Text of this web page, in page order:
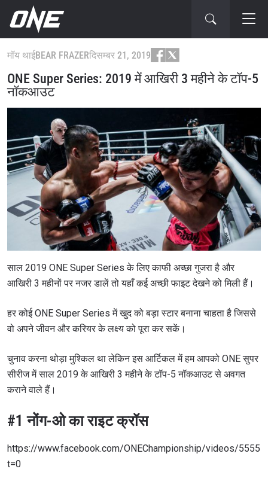
मॉय थाईBEAR FRAZERदिसम्बर 21, 2019
ONE Super Series: 2019 में आखिरी 3 महीने के टॉप-5
नॉकआउट
साल 2019 ONE Super Series के लिए काफी अच्छा गुजरा है और
आखिरी 3 महीनों पर नजर डालें तो यहाँ कई अच्छी फाइट देखने को मिली हैं।
हर कोई ONE Super Series में खुद को बड़ा स्टार बनाना चाहता है जिससे
वो अपने जीवन और करियर के लक्ष्य को पूरा कर सकें।
चुनाव करना थोड़ा मुश्किल था लेकिन इस आर्टिकल में हम आपको ONE सुपर
सीरीज में साल 2019 के आखिरी 3 महीने के टॉप-5 नॉकआउट से अवगत
कराने वाले हैं।
#1 नोंग-ओ का राइट क्रॉस
https://www.facebook.com/ONEChampionship/videos/
t=0